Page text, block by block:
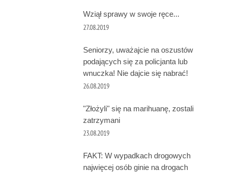
Wziął sprawy w swoje ręce...
27.08.2019
Seniorzy, uważajcie na oszustów
podających się za policjanta lub
wnuczka! Nie dajcie się nabrać!
26.08.2019
"Złożyli" się na marihuanę, zostali
zatrzymani
23.08.2019
FAKT: W wypadkach drogowych
najwięcej osób ginie na drogach